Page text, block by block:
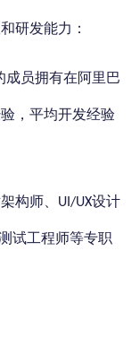
研发能力：
成员拥有在阿里巴
，平均开发经验
构师、 UI/UX设计
试工程师等专职